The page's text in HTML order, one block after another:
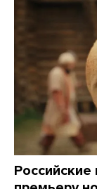
Российские